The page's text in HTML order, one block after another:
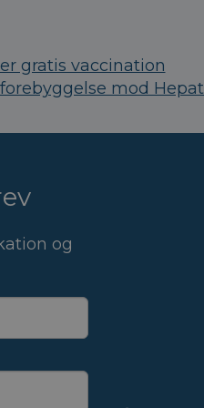
gratis vaccination
mod
og